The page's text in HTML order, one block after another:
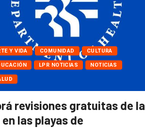
Y VIDA COMUNIDAD CULTURA
LPR NOTICIAS NOTICIAS
revisiones gratuitas de la
las playas de